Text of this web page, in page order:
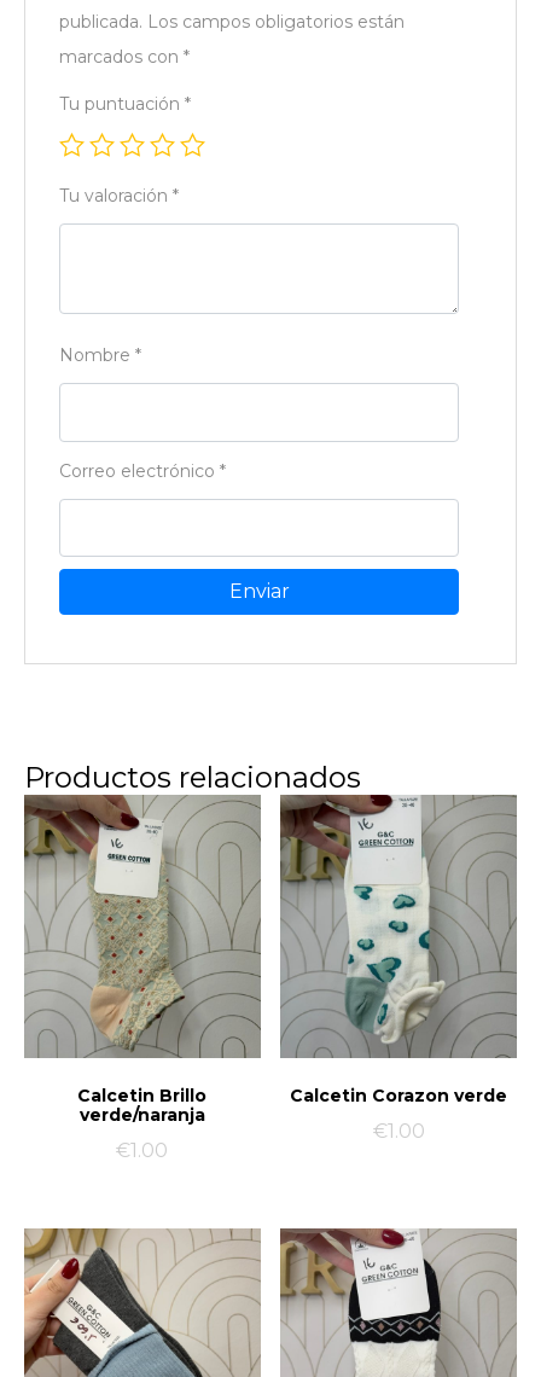
publicada. Los campos obligatorios están
marcados con *
Tu puntuación *
Tu valoración *
Nombre *
Correo electrónico *
Productos relacionados
Calcetin Brillo
verde/naranja
€1.00
Calcetin Corazon verde
€1.00